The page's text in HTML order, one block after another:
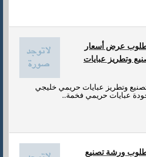
وتطريز عبايات حريمي خليجي
عبايات حريمي فخمة..
عرض أسعار
وتطريز عبايات
ورشة تصنيع